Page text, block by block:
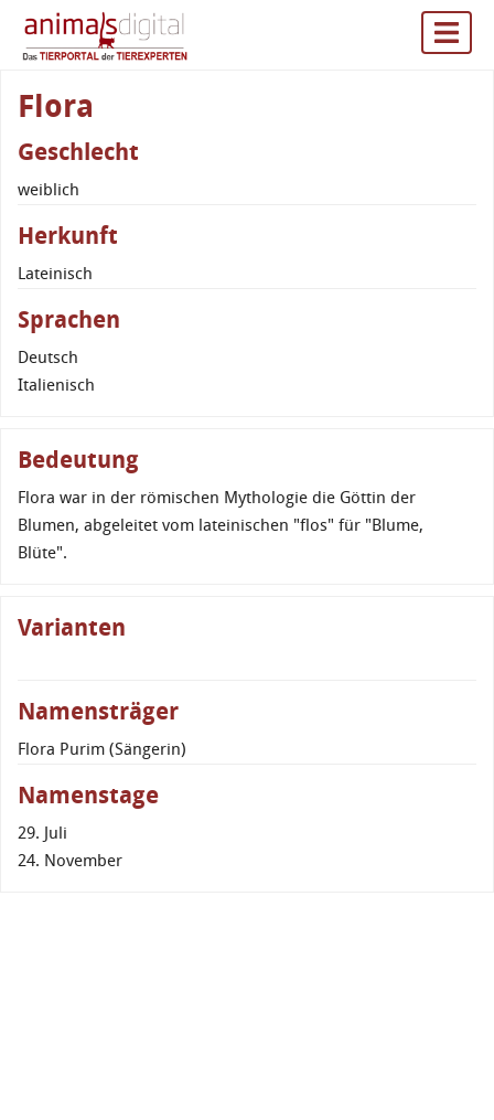
Flora
Geschlecht
weiblich
Herkunft
Lateinisch
Sprachen
Deutsch
Italienisch
Bedeutung
Flora war in der römischen Mythologie die Göttin der
Blumen, abgeleitet vom lateinischen "flos" für "Blume,
Blüte".
Varianten
Namensträger
Flora Purim (Sängerin)
Namenstage
29. Juli
24. November